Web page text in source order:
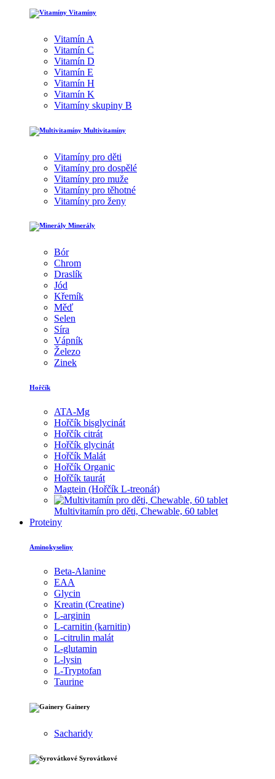
Vitamíny
Vitamín A
Vitamín C
Vitamín D
Vitamín E
Vitamín H
Vitamín K
Vitamíny skupiny B
Multivitamíny
Vitamíny pro děti
Vitamíny pro dospělé
Vitamíny pro muže
Vitamíny pro těhotné
Vitamíny pro ženy
Minerály
Bór
Chrom
Draslík
Jód
Křemík
Měď
Selen
Síra
Vápník
Železo
Zinek
Hořčík
ATA-Mg
Hořčík bisglycinát
Hořčík citrát
Hořčík glycinát
Hořčík Malát
Hořčík Organic
Hořčík taurát
Magtein (Hořčík L-treonát)
Multivitamín pro děti, Chewable, 60 tablet
Proteiny
Aminokyseliny
Beta-Alanine
EAA
Glycin
Kreatin (Creatine)
L-arginin
L-carnitin (karnitin)
L-citrulin malát
L-glutamin
L-lysin
L-Tryptofan
Taurine
Gainery
Sacharidy
Syrovátkové